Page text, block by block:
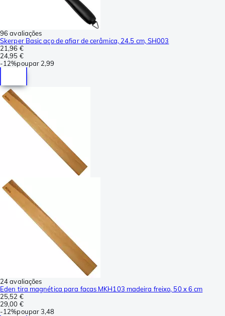
96 avaliações
Skerper Basic aço de afiar de cerâmica, 24.5 cm, SH003
21,96 €
24,95 €
-12%poupar 2,99
24 avaliações
Eden tira magnética para facas MKH103 madeira freixo, 50 x 6 cm
25,52 €
29,00 €
-12%poupar3,48